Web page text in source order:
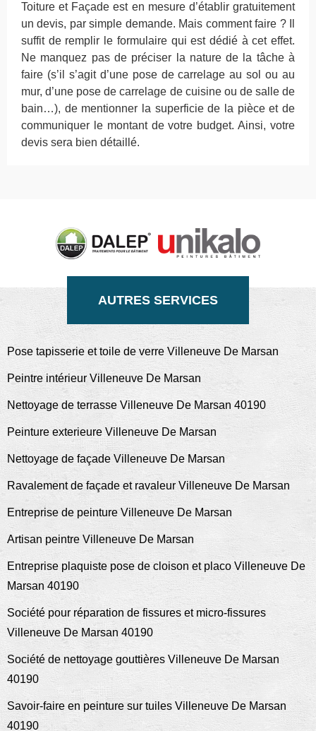
Toiture et Façade est en mesure d’établir gratuitement
un devis, par simple demande. Mais comment faire ? Il
suffit de remplir le formulaire qui est dédié à cet effet.
Ne manquez pas de préciser la nature de la tâche à
faire (s’il s’agit d’une pose de carrelage au sol ou au
mur, d’une pose de carrelage de cuisine ou de salle de
bain…), de mentionner la superficie de la pièce et de
communiquer le montant de votre budget. Ainsi, votre
devis sera bien détaillé.
AUTRES SERVICES
Pose tapisserie et toile de verre Villeneuve De Marsan
Peintre intérieur Villeneuve De Marsan
Nettoyage de terrasse Villeneuve De Marsan 40190
Peinture exterieure Villeneuve De Marsan
Nettoyage de façade Villeneuve De Marsan
Ravalement de façade et ravaleur Villeneuve De Marsan
Entreprise de peinture Villeneuve De Marsan
Artisan peintre Villeneuve De Marsan
Entreprise plaquiste pose de cloison et placo Villeneuve De
Marsan 40190
Société pour réparation de fissures et micro-fissures
Villeneuve De Marsan 40190
Société de nettoyage gouttières Villeneuve De Marsan
40190
Savoir-faire en peinture sur tuiles Villeneuve De Marsan
40190